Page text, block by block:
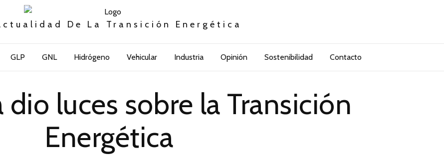
De La Transición Energética
GLP GNL Hidrógeno Vehicular Industria Opinión Sostenibilidad Contacto
luces sobre la Transición
Energética